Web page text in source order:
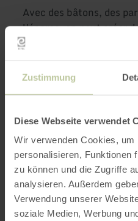
Zustimmung
Diese Webseite verwendet
Wir verwenden Cookies, um
personalisieren, Funktionen
zu können und die Zugriffe
analysieren. Außerdem
Verwendung unserer
soziale Medien, Werbung
Avec des bâtons, des
l'écorce, on peut créer
par exemple des
et des bateaux. Seuls
un peu de courage sont
Simmerath organise à
journées de découverte
enfants et les jeunes.
nuit, des animaux de la
comestibles, il y a
passionnantes à
explorateurs et ceux